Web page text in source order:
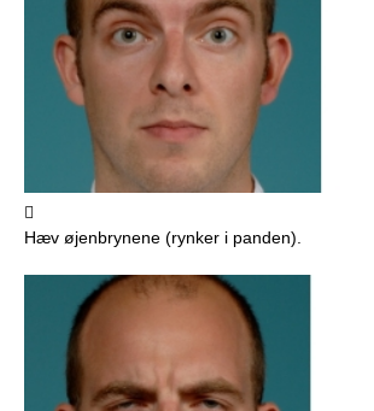

Hæv øjenbrynene (rynker i panden).